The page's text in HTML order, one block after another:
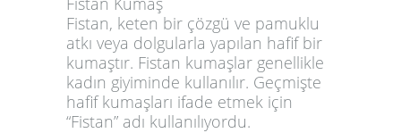
Fistan, keten bir çözgü ve pamuklu
atkı veya dolgularla yapılan hafif bir
kumaştır. Fistan kumaşlar genellikle
kadın giyiminde kullanılır. Geçmişte
hafif kumaşları ifade etmek için
“Fistan” adı kullanılıyordu.